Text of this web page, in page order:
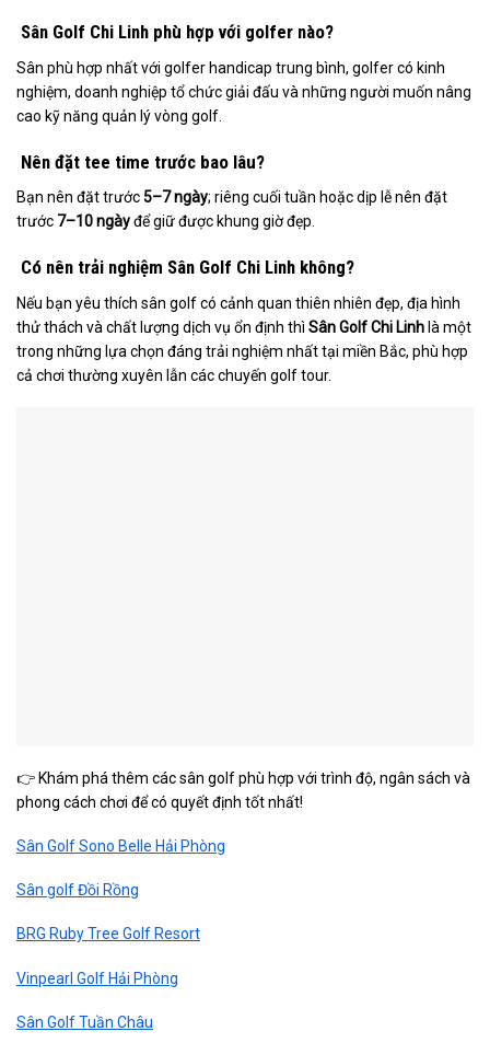
Sân Golf Chi Linh phù hợp với golfer nào?
Sân phù hợp nhất với golfer handicap trung bình, golfer có kinh
nghiệm, doanh nghiệp tổ chức giải đấu và những người muốn nâng
cao kỹ năng quản lý vòng golf.
Nên đặt tee time trước bao lâu?
Bạn nên đặt trước5–7 ngày; riêng cuối tuần hoặc dịp lễ nên đặt
trước 7–10 ngàyđể giữ được khung giờ đẹp.
Có nên trải nghiệm Sân Golf Chi Linh không?
Nếu bạn yêu thích sân golf có cảnh quan thiên nhiên đẹp, địa hình
thử thách và chất lượng dịch vụ ổn định thì Sân Golf Chi Linh là một
trong những lựa chọn đáng trải nghiệm nhất tại miền Bắc, phù hợp
cả chơi thường xuyên lẫn các chuyến golf tour.
👉 Khám phá thêm các sân golf phù hợp với trình độ, ngân sách và
phong cách chơi để có quyết định tốt nhất!
Sân Golf Sono Belle Hải Phòng
Sân golf Đồi Rồng
BRG Ruby Tree Golf Resort
Vinpearl Golf Hải Phòng
Sân Golf Tuần Châu